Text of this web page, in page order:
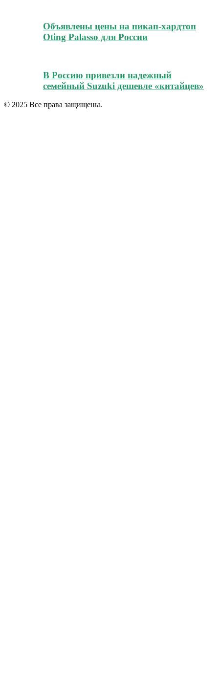
Объявлены цены на пикап-хардтоп
Oting Palasso для России
В Россию привезли надежный
семейный Suzuki дешевле «китайцев»
© 2025 Все права защищены.